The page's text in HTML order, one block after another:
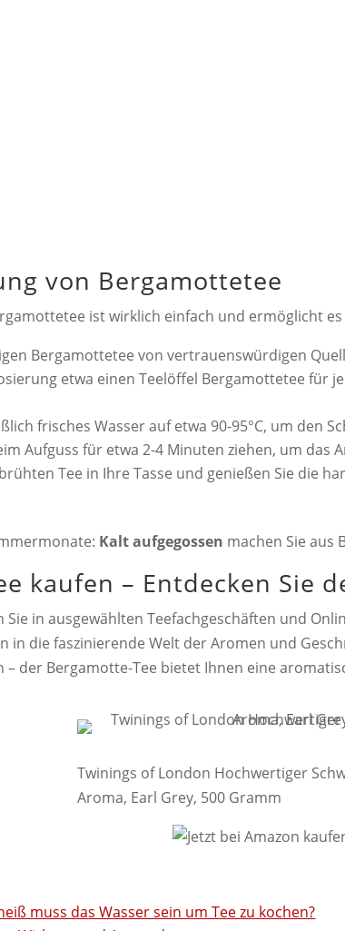
von Bergamottetee
ist wirklich einfach und ermöglicht
Bergamottetee von vertrauenswürdigen
etwa einen Teelöffel Bergamottetee für
frisches Wasser auf etwa 90-95°C, um den
Aufguss für etwa 2-4 Minuten ziehen, um das
Tee in Ihre Tasse und genießen Sie die
Kalt aufgegossen machen Sie aus
kaufen – Entdecken Sie
in ausgewählten Teefachgeschäften und
in die faszinierende Welt der Aromen und
der Bergamotte-Tee bietet Ihnen eine
Twinings of London Hochwertiger
Aroma, Earl Grey, 500 Gramm
muss das Wasser sein um Tee zu kochen?